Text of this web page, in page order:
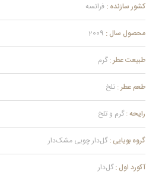
کشور سازنده : فرانسه
محصول سال : 2009
طبیعت عطر : گرم
طعم عطر : تلخ
رایحه : گرم و تلخ
گروه بویایی : گل‌دار چوبی مشک‌دار
آکورد اول : گل‌دار